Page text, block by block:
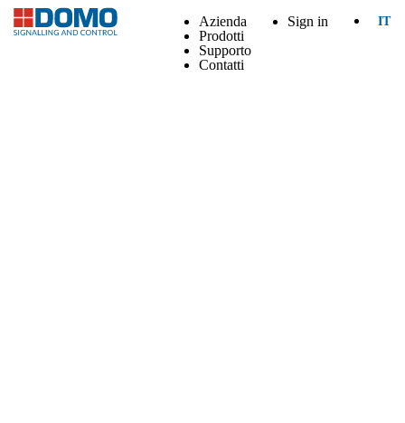
Azienda
Prodotti
Supporto
Contatti
Sign in IT